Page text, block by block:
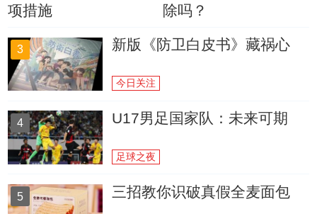
项措施
除吗？
3 新版《防卫白皮书》藏祸心
今日关注
4 U17男足国家队：未来可期
足球之夜
5 三招教你识破真假全麦面包